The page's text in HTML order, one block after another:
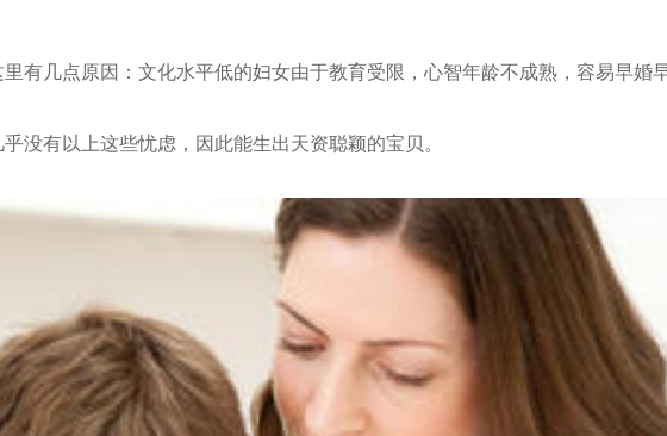
有几点原因：文化水平低的妇女由于教育受限，心智年龄不成熟，容易早
没有以上这些忧虑，因此能生出天资聪颖的宝贝。